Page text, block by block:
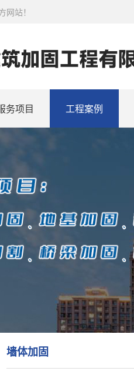
站！
务项目 工程案例
墙体加固